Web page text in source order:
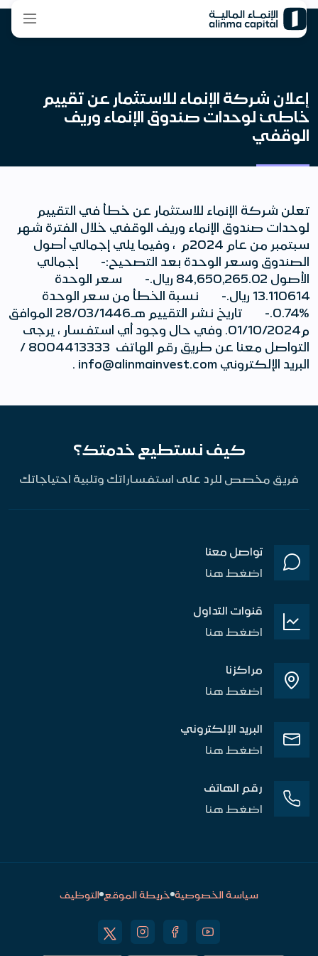
إعلان شركة الإنماء للاستثمار عن تقييم
خاطئ لوحدات صندوق الإنماء وريف
الوقفي
تعلن شركة الإنماء للاستثمار عن خطأ في التقييم
لوحدات صندوق الإنماء وريف الوقفي خلال الفترة شهر
سبتمبر من عام 2024م ، وفيما يلي إجمالي أصول
الصندوق وسعر الوحدة بعد التصحيح:- إجمالي
الأصول 84,650,265.02 ريال.- سعر الوحدة
13.110614 ريال.- نسبة الخطأ من سعر الوحدة
%0.74.- تاريخ نشر التقييم هـ28/03/1446 الموافق
م01/10/2024. وفي حال وجود أي استفسار ، يرجى
التواصل معنا عن طريق رقم الهاتف 8004413333 /
البريد الإلكتروني info@alinmainvest.com .
كيف نستطيع خدمتك؟
فريق مخصص للرد على استفساراتك وتلبية احتياجاتك
تواصل معنا
اضغط هنا
قنوات التداول
اضغط هنا
مراكزنا
اضغط هنا
البريد الإلكتروني
اضغط هنا
رقم الهاتف
اضغط هنا
سياسة الخصوصية خريطة الموقع التوظيف